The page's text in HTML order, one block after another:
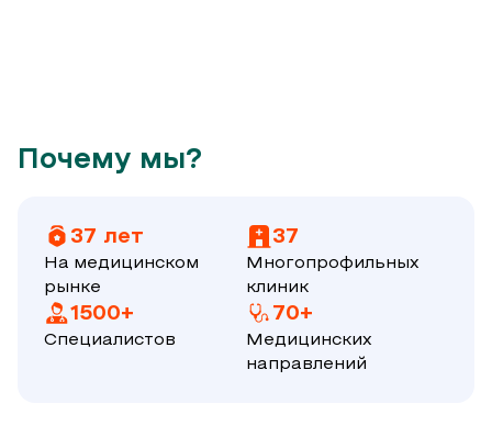
Почему мы?
37 лет
На медицинском
рынке
37
Многопрофильных
клиник
1500+
Специалистов
70+
Медицинских
направлений